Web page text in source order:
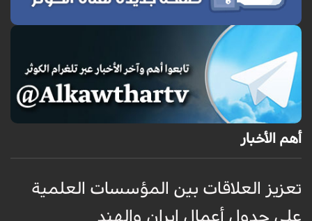
أهم الأخبار
تعزيز العلاقات بين المؤسسات العلمية
على جدول أعمال إيران والهند